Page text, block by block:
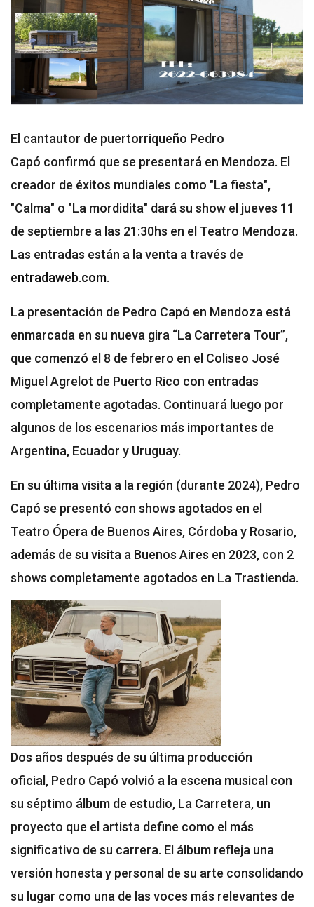
El cantautor de puertorriqueño Pedro
Capó confirmó que se presentará en Mendoza. El
creador de éxitos mundiales como "La fiesta",
"Calma" o "La mordidita" dará su show el jueves 11
de septiembre a las 21:30hs en el Teatro Mendoza.
Las entradas están a la venta a través de
entradaweb.com.
La presentación de Pedro Capó en Mendoza está
enmarcada en su nueva gira “La Carretera Tour”,
que comenzó el 8 de febrero en el Coliseo José
Miguel Agrelot de Puerto Rico con entradas
completamente agotadas. Continuará luego por
algunos de los escenarios más importantes de
Argentina, Ecuador y Uruguay.
En su última visita a la región (durante 2024), Pedro
Capó se presentó con shows agotados en el
Teatro Ópera de Buenos Aires, Córdoba y Rosario,
además de su visita a Buenos Aires en 2023, con 2
shows completamente agotados en La Trastienda.
Dos años después de su última producción
oficial, Pedro Capó volvió a la escena musical con
su séptimo álbum de estudio, La Carretera, un
proyecto que el artista define como el más
significativo de su carrera. El álbum refleja una
versión honesta y personal de su arte consolidando
su lugar como una de las voces más relevantes de